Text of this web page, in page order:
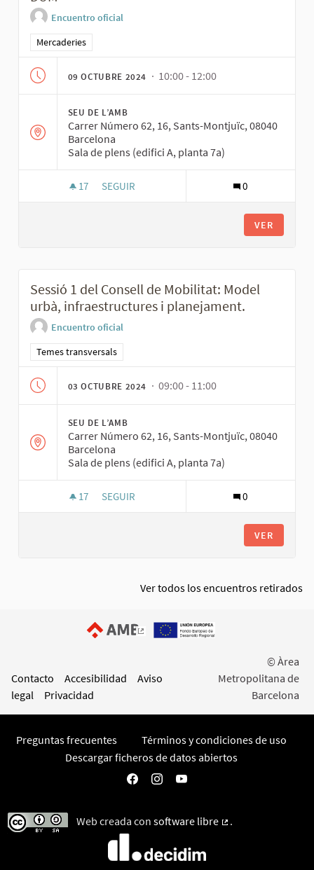
Encuentro oficial
Resultados al filtrar por la categoría: Mercaderies
Mercaderies
09 OCTUBRE 2024 · 10:00 - 12:00
SEU DE L’AMB
Carrer Número 62, 16, Sants-Montjuïc, 08040
Barcelona
Sala de plens (edifici A, planta 7a)
17 17 SEGUIDORAS
SEGUIR 0
VER
Sessió 1 del Consell de Mobilitat: Model
urbà, infraestructures i planejament.
Encuentro oficial
Resultados al filtrar por la categoría: Temes transversals
Temes transversals
03 OCTUBRE 2024 · 09:00 - 11:00
SEU DE L’AMB
Carrer Número 62, 16, Sants-Montjuïc, 08040
Barcelona
Sala de plens (edifici A, planta 7a)
17 17 SEGUIDORAS
SEGUIR 0
VER
Ver todos los encuentros retirados
(Enlace externo)
Contacto Accesibilidad
Aviso
legal
Privacidad
© Àrea
Metropolitana de
Barcelona
Preguntas frecuentes
Términos y condiciones de uso
Descargar ficheros de datos abiertos
Participa AMB en Facebook
Participa AMB en Instagram
Participa AMB en YouTube
Web creada con software libre
.